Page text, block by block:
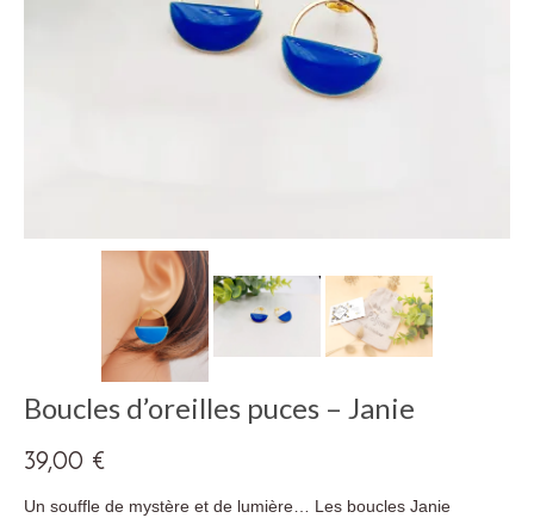
Boucles d’oreilles puces – Janie
39,00 €
Un souffle de mystère et de lumière… Les boucles Janie